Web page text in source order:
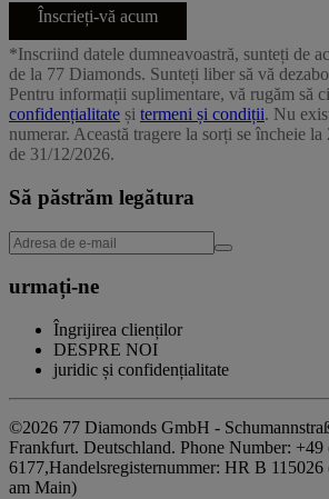
Înscrieți-vă acum
*Inscriind datele dumneavoastră, sunteți de
de la 77 Diamonds. Sunteți liber să vă
Pentru informații suplimentare, vă rugăm să
confidențialitate și termeni și condiții. Nu
numerar. Această tragere la sorți se încheie
de 31/12/2026.
Să păstrăm legătura
urmați-ne
Îngrijirea clienților
Contactați-ne
Rezervați o programare
Întrebări frecvente
Livrare și retururi
DESPRE NOI
Povestea Noastră
Promisiunile Noastre
juridic și confidențialitate
Politica de confidențialitate
Politica privind cookie-urile
Termeni și condiții
©2026 77 Diamonds GmbH -
Frankfurt. Deutschland. Phone Number: +49
6177,Handelsregisternummer: HR B
am Main)